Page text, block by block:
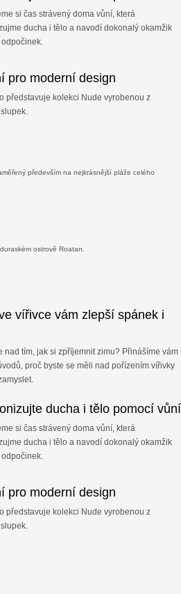
si čas strávený doma vůní, která
ducha i tělo a navodí dokonalý okamžik
pro moderní design
představuje kolekci Nude vyrobenou z
především na nejkrásnější pláže celého
ostrově Roatan.
vířivce vám zlepší spánek i
nad tím, jak si zpříjemnit zimu? Přinášíme vám
proč byste se měli nad pořízením vířivky
ducha i tělo pomocí vůní
si čas strávený doma vůní, která
ducha i tělo a navodí dokonalý okamžik
pro moderní design
představuje kolekci Nude vyrobenou z